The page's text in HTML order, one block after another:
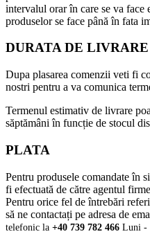
intervalul orar în care se va face
produselor se face până în fata
DURATA DE LIVRARE
Dupa plasarea comenzii veti fi
nostri pentru a va comunica
Termenul estimativ de livrare
săptămâni în funcție de stocul
PLATA
Pentru produsele comandate în
fi efectuată de către agentul
Pentru orice fel de întrebări
să ne contactați pe adresa de
telefonic la +40 739 782 466 Luni -